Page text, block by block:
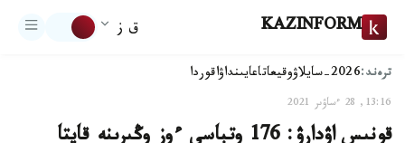
KAZINFORM ق ز
ترەند:2026-سايلاۋ وقيعاتاعايىنداۋاقوردا
13:16, 28 ءساۋىر 2021